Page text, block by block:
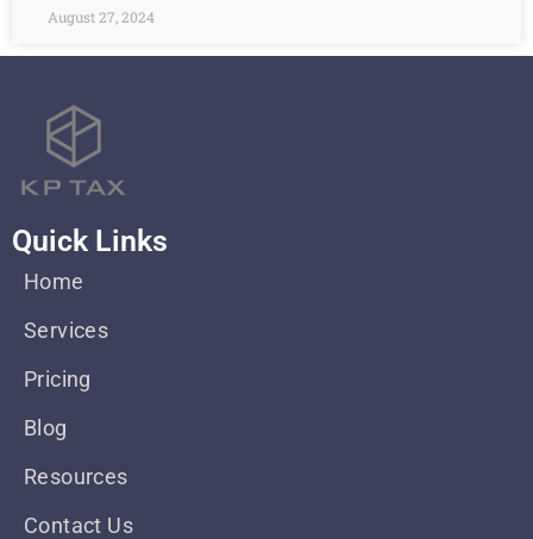
August 27, 2024
Quick Links
Home
Services
Pricing
Blog
Resources
Contact Us